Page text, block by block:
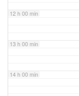
12 h 00 min
13 h 00 min
14 h 00 min